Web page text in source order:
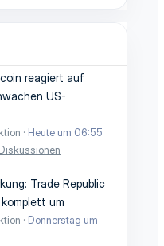
reagiert auf
US-
Heute um 06:55
Trade Republic
um
Donnerstag um